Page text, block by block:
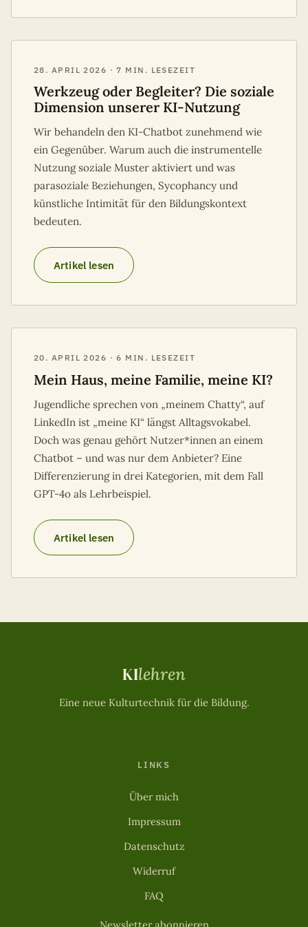
28. APRIL 2026 · 7 MIN. LESEZEIT
Werkzeug oder Begleiter? Die soziale
Dimension unserer KI-Nutzung
Wir behandeln den KI-Chatbot zunehmend wie
ein Gegenüber. Warum auch die instrumentelle
Nutzung soziale Muster aktiviert und was
parasoziale Beziehungen, Sycophancy und
künstliche Intimität für den Bildungskontext
bedeuten.
Artikel lesen
20. APRIL 2026 · 6 MIN. LESEZEIT
Mein Haus, meine Familie, meine KI?
Jugendliche sprechen von „meinem Chatty“, auf
LinkedIn ist „meine KI“ längst Alltagsvokabel.
Doch was genau gehört Nutzer*innen an einem
Chatbot – und was nur dem Anbieter? Eine
Differenzierung in drei Kategorien, mit dem Fall
GPT-4o als Lehrbeispiel.
Artikel lesen
KIlehren
Eine neue Kulturtechnik für die Bildung.
LINKS
Über mich
Impressum
Datenschutz
Widerruf
FAQ